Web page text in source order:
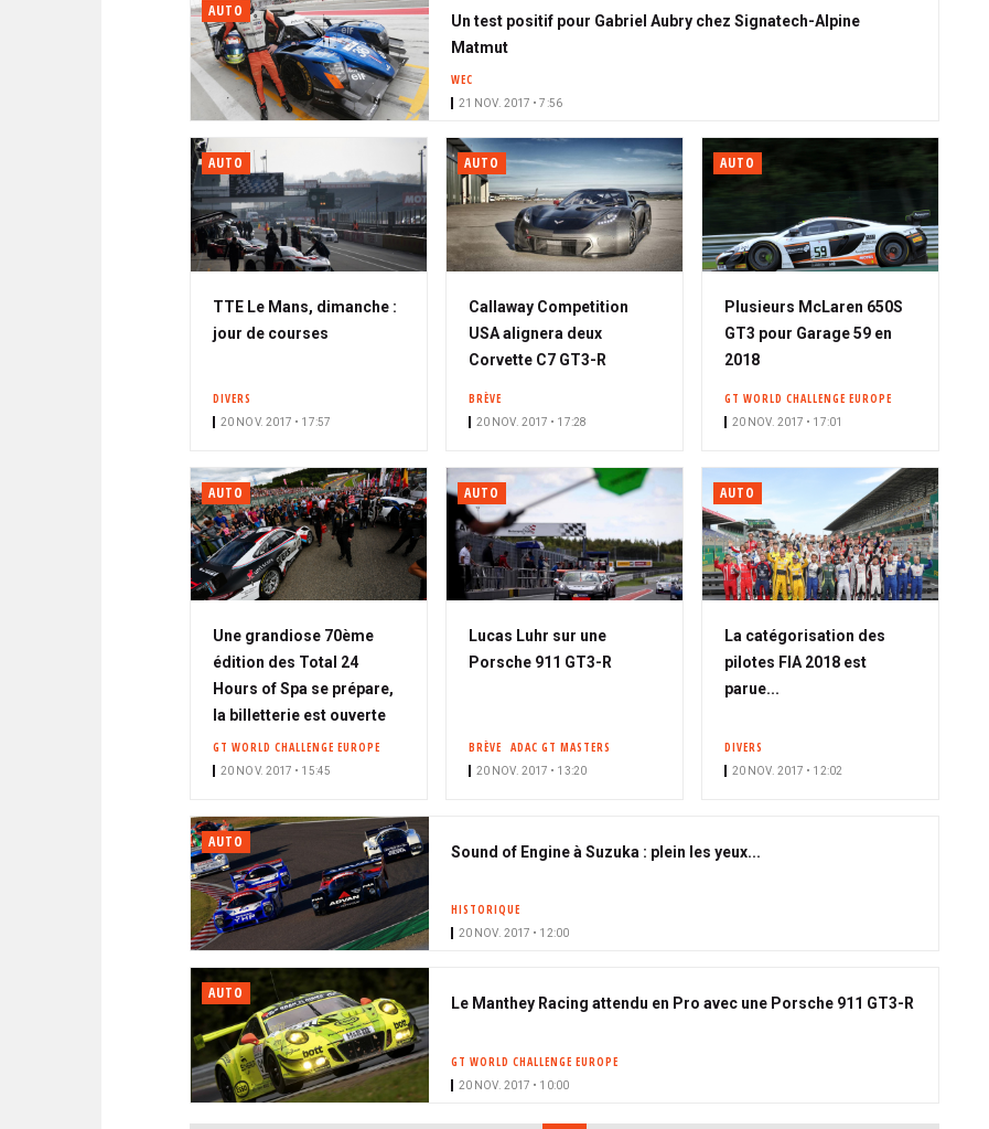
AUTO
Un test positif pour Gabriel Aubry chez Signatech-Alpine
Matmut
WEC
21 NOV. 2017 • 7:56
AUTO
TTE Le Mans, dimanche :
jour de courses
DIVERS
20 NOV. 2017 • 17:57
AUTO
Callaway Competition
USA alignera deux
Corvette C7 GT3-R
BRÈVE
20 NOV. 2017 • 17:28
AUTO
Plusieurs McLaren 650S
GT3 pour Garage 59 en
2018
GT WORLD CHALLENGE EUROPE
20 NOV. 2017 • 17:01
AUTO
Une grandiose 70ème
édition des Total 24
Hours of Spa se prépare,
la billetterie est ouverte
GT WORLD CHALLENGE EUROPE
20 NOV. 2017 • 15:45
AUTO
Lucas Luhr sur une
Porsche 911 GT3-R
BRÈVE ADAC GT MASTERS
20 NOV. 2017 • 13:20
AUTO
La catégorisation des
pilotes FIA 2018 est
parue...
DIVERS
20 NOV. 2017 • 12:02
AUTO
Sound of Engine à Suzuka : plein les yeux...
HISTORIQUE
20 NOV. 2017 • 12:00
AUTO
Le Manthey Racing attendu en Pro avec une Porsche 911 GT3-R
GT WORLD CHALLENGE EUROPE
20 NOV. 2017 • 10:00